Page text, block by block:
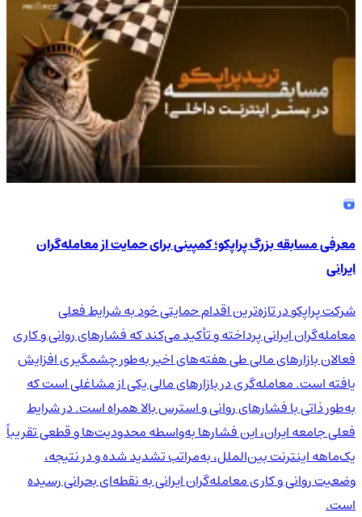
معرفی مسابقه بزرگ پراپکو؛ کمپینی برای حمایت از معامله‌گران
ایرانی
شرکت پراپکو در تازه‌ترین اقدام حمایتی خود به شرایط فعلی
معامله‌گران ایرانی پرداخته و تأکید می‌کند که فشارهای روانی و کاری
فعالان بازارهای مالی طی هفته‌های اخیر به‌طور چشمگیری افزایش
یافته است. معامله‌گری در بازارهای مالی یکی از مشاغلی است که
به‌طور ذاتی با فشارهای روانی و استرس بالا همراه است. در شرایط
فعلی جامعه ایران، این فشارها به‌واسطه محدودیت‌ها و قطعی تقریباً
یک‌ماهه اینترنت بین‌الملل، به‌مراتب تشدید شده و در نتیجه،
وضعیت روانی و کاری معامله‌گران ایرانی به نقطه‌ای بحرانی رسیده
است.